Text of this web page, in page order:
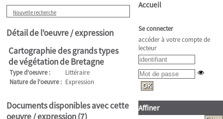
Nouvelle recherche
Détail de l'oeuvre / expression
Cartographie des grands types
de végétation de Bretagne
Type d'oeuvre :
Littéraire
Nature de l'oeuvre : Expression
Documents disponibles avec cette
oeuvre / expression (7)
Accueil
Se connecter
accéder à votre compte de
lecteur
Affiner